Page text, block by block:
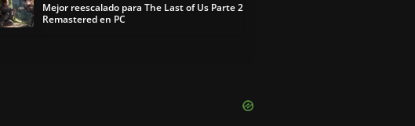
Mejor reescalado para The Last of Us Parte 2
Remastered en PC